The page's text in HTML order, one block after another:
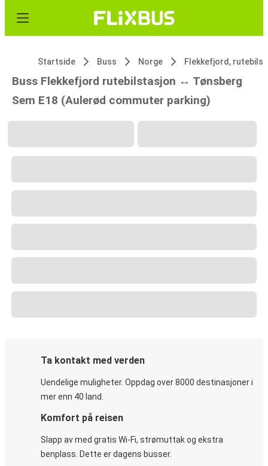
Startside Buss Norge
Buss Flekkefjord rutebilstasjon ↔ Tønsberg
Sem E18 (Aulerød commuter parking)
Ta kontakt med verden
Uendelige muligheter. Oppdag over 8000 destinasjoner i
mer enn 40 land.
Komfort på reisen
Slapp av med gratis Wi-Fi, strømuttak og ekstra
benplass. Dette er dagens busser.